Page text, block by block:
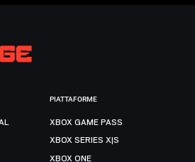
PIATTAFORME
XBOX GAME PASS
XBOX SERIES X|S
XBOX ONE